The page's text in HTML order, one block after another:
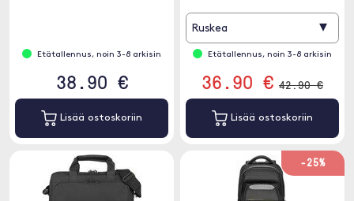
Etätallennus, noin 3-8 arkisin
38.90 €
Lisää ostoskoriin
Ruskea ▾
Etätallennus, noin 3-8 arkisin
36.90 € 42.90 €
Lisää ostoskoriin
-25%